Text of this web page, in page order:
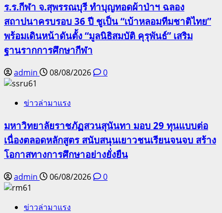
ร.ร.กีฬา จ.สุพรรณบุรี ทำบุญทอดผ้าป่าฯ ฉลอง
สถาปนาครบรอบ 36 ปี ชูเป็น “เบ้าหลอมทีมชาติไทย”
พร้อมเดินหน้าดันตั้ง “มูลนิธิสมบัติ คุรุพันธ์” เสริม
ฐานรากการศึกษากีฬา
admin 08/08/2026 0
ข่าวล่ามาแรง
มหาวิทยาลัยราชภัฏสวนสุนันทา มอบ 29 ทุนแบบต่อ
เนื่องตลอดหลักสูตร สนับสนุนเยาวชนเรียนจนจบ สร้าง
โอกาสทางการศึกษาอย่างยั่งยืน
admin 06/08/2026 0
ข่าวล่ามาแรง